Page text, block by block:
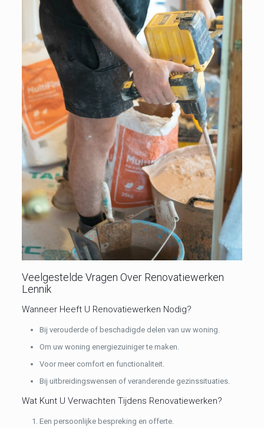
Veelgestelde Vragen Over Renovatiewerken
Lennik
Wanneer Heeft U Renovatiewerken Nodig?
Bij verouderde of beschadigde delen van uw woning.
Om uw woning energiezuiniger te maken.
Voor meer comfort en functionaliteit.
Bij uitbreidingswensen of veranderende gezinssituaties.
Wat Kunt U Verwachten Tijdens Renovatiewerken?
Een persoonlijke bespreking en offerte.